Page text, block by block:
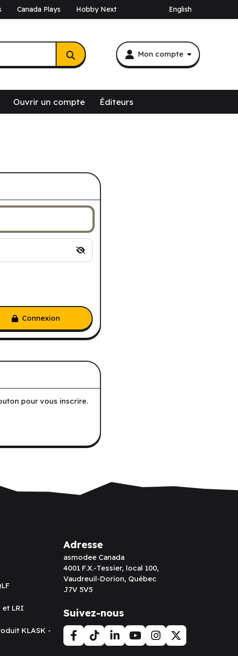
Canada Plays Hobby Next English
Mon compte
Ouvrir un compte Éditeurs
Connexion
pour vous inscrire.
et LRI
KLASK -
Adresse
asmodee Canada
4001 F.X.-Tessier, local 100,
Vaudreuil-Dorion, Québec
J7V 5V5
Suivez-nous